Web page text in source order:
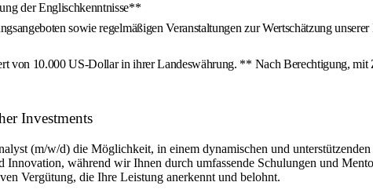
der Englischkenntnisse**
sowie regelmäßigen Veranstaltungen zur Wertschätzung
von 10.000 US-Dollar in ihrer Landeswährung. ** Nach Berechtigung,
Investments
(m/w/d) die Möglichkeit, in einem dynamischen und
Innovation, während wir Ihnen durch umfassende Schulungen und
Vergütung, die Ihre Leistung anerkennt und belohnt.